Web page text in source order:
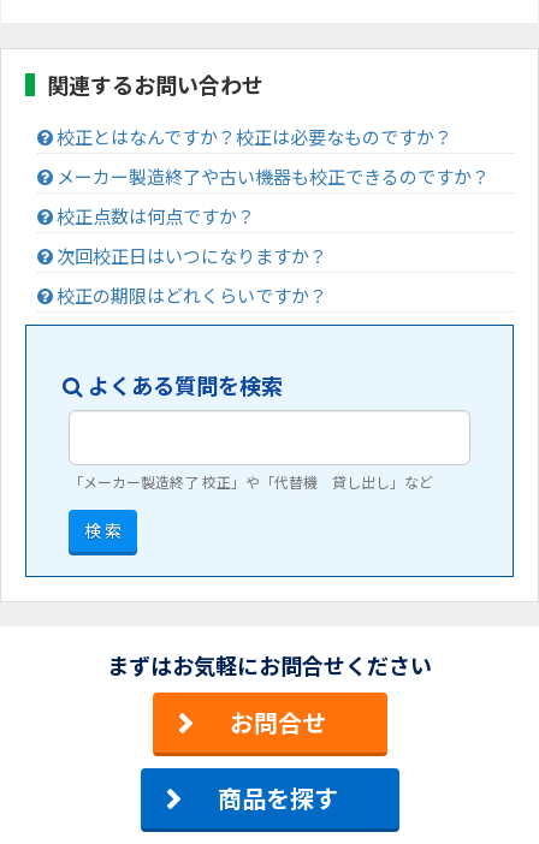
関連するお問い合わせ
校正とはなんですか？校正は必要なものですか？
メーカー製造終了や古い機器も校正できるのですか？
校正点数は何点ですか？
次回校正日はいつになりますか？
校正の期限はどれくらいですか？
よくある質問を検索
「メーカー製造終了 校正」や「代替機 貸し出し」など
検 索
まずはお気軽にお問合せください
お問合せ
商品を探す